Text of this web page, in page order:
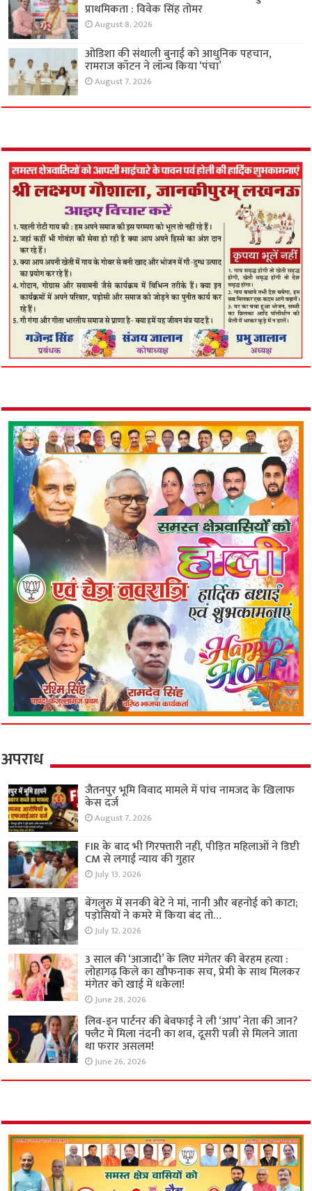
प्राथमिकता : विवेक सिंह तोमर
August 8, 2026
ओडिशा की संथाली बुनाई को आधुनिक पहचान,
रामराज कॉटन ने लॉन्च किया ‘पंचा’
August 7, 2026
अपराध
जैतनपुर भूमि विवाद मामले में पांच नामजद के खिलाफ
केस दर्ज
August 7, 2026
FIR के बाद भी गिरफ्तारी नहीं, पीड़ित महिलाओं ने डिप्टी
CM से लगाई न्याय की गुहार
July 13, 2026
बेंगलुरु में सनकी बेटे ने मां, नानी और बहनोई को काटा;
पड़ोसियों ने कमरे में किया बंद तो…
July 12, 2026
3 साल की ‘आजादी’ के लिए मंगेतर की बेरहम हत्या :
लोहागढ़ किले का खौफनाक सच, प्रेमी के साथ मिलकर
मंगेतर को खाई में धकेला!
June 28, 2026
लिव-इन पार्टनर की बेवफाई ने ली ‘आप’ नेता की जान?
फ्लैट में मिला नंदनी का शव, दूसरी पत्नी से मिलने जाता
था फरार असलम!
June 26, 2026